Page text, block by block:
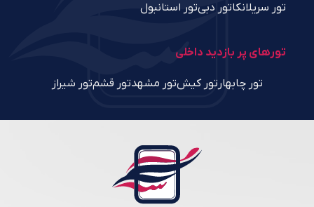
تور سریلانکاتور دبیتور استانبول
تورهای پر بازدید داخلی
تور چابهار تور کیشتور مشهدتور قشمتور شیراز